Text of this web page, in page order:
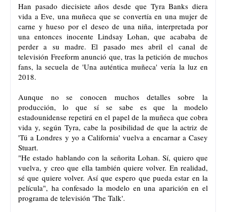
Han pasado diecisiete años desde que Tyra Banks diera
vida a Eve, una muñeca que se convertía en una mujer de
carne y hueso por el deseo de una niña, interpretada por
una entonces inocente Lindsay Lohan, que acababa de
perder a su madre. El pasado mes abril el canal de
televisión Freeform anunció que, tras la petición de muchos
fans, la secuela de 'Una auténtica muñeca' vería la luz en
2018.
Aunque no se conocen muchos detalles sobre la
producción, lo que sí se sabe es que la modelo
estadounidense repetirá en el papel de la muñeca que cobra
vida y, según Tyra, cabe la posibilidad de que la actriz de
'Tú a Londres y yo a California' vuelva a encarnar a Casey
Stuart.
"He estado hablando con la señorita Lohan. Sí, quiero que
vuelva, y creo que ella también quiere volver. En realidad,
sé que quiere volver. Así que espero que pueda estar en la
película", ha confesado la modelo en una aparición en el
programa de televisión 'The Talk'.